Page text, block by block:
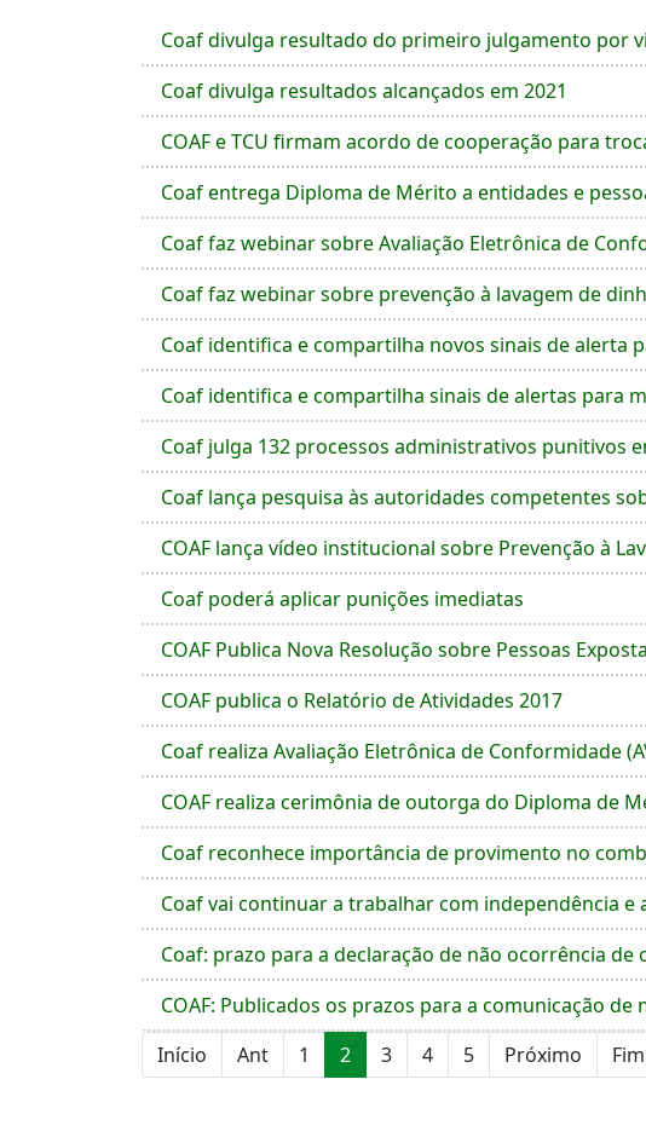
Coaf divulga resultado do primeiro julgamento por
Coaf divulga resultados alcançados em 2021
COAF e TCU firmam acordo de cooperação para
Coaf entrega Diploma de Mérito a entidades e
Coaf faz webinar sobre Avaliação Eletrônica de
Coaf faz webinar sobre prevenção à lavagem de
Coaf identifica e compartilha novos sinais de
Coaf identifica e compartilha sinais de alertas para
Coaf julga 132 processos administrativos punitivos
Coaf lança pesquisa às autoridades competentes
COAF lança vídeo institucional sobre Prevenção à
Coaf poderá aplicar punições imediatas
COAF Publica Nova Resolução sobre Pessoas
COAF publica o Relatório de Atividades 2017
Coaf realiza Avaliação Eletrônica de Conformidade
COAF realiza cerimônia de outorga do Diploma de
Coaf reconhece importância de provimento no
Coaf vai continuar a trabalhar com independência
Coaf: prazo para a declaração de não ocorrência de
COAF: Publicados os prazos para a comunicação
Início Ant 1 2 3 4 5 Próximo Fim